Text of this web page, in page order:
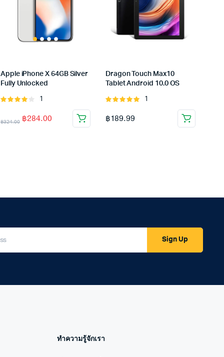
Apple iPhone X 64GB Silver
Fully Unlocked
Rated
of 5
1
฿324.00 ฿284.00
Dragon Touch Max10
Tablet Android 10.0 OS
Rated
5
1
฿189.99
Sign Up
ทำความรู้จักเรา